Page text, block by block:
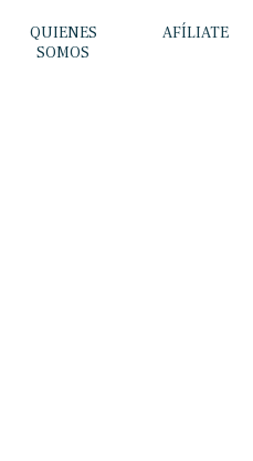
QUIENES
SOMOS
AFÍLIATE